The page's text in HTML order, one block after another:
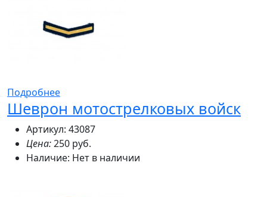
Подробнее
Шеврон мотострелковых войск
Артикул: 43087
Цена:250 руб.
Наличие: Нет в наличии